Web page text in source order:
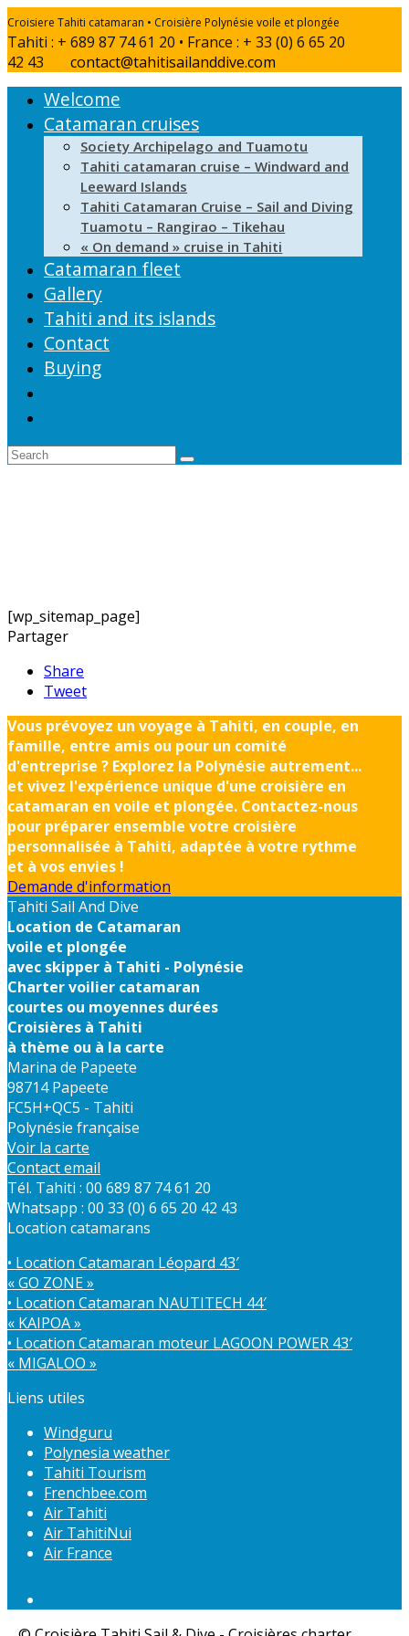
Croisiere Tahiti catamaran • Croisière Polynésie voile et plongée
Tahiti : + 689 87 74 61 20 • France : + 33 (0) 6 65 20
42 43
contact@tahitisailanddive.com
Welcome
Catamaran cruises
Society Archipelago and Tuamotu
Tahiti catamaran cruise – Windward and
Leeward Islands
Tahiti Catamaran Cruise – Sail and Diving
Tuamotu – Rangirao – Tikehau
« On demand » cruise in Tahiti
Catamaran fleet
Gallery
Tahiti and its islands
Contact
Buying
[wp_sitemap_page]
Partager
Share
Tweet
Vous prévoyez un voyage à Tahiti, en couple, en
famille, entre amis ou pour un comité
d'entreprise ? Explorez la Polynésie autrement...
et vivez l'expérience unique d'une croisière en
catamaran en voile et plongée. Contactez-nous
pour préparer ensemble votre croisière
personnalisée à Tahiti, adaptée à votre rythme
et à vos envies !
Demande d'information
Tahiti Sail And Dive
Location de Catamaran
voile et plongée
avec skipper à Tahiti - Polynésie
Charter voilier catamaran
courtes ou moyennes durées
Croisières à Tahiti
à thème ou à la carte
Marina de Papeete
98714 Papeete
FC5H+QC5 - Tahiti
Polynésie française
Voir la carte
Contact email
Tél. Tahiti : 00 689 87 74 61 20
Whatsapp : 00 33 (0) 6 65 20 42 43
Location catamarans
• Location Catamaran Léopard 43′
« GO ZONE »
• Location Catamaran NAUTITECH 44′
« KAIPOA »
• Location Catamaran moteur LAGOON POWER 43′
« MIGALOO »
Liens utiles
Windguru
Polynesia weather
Tahiti Tourism
Frenchbee.com
Air Tahiti
Air TahitiNui
Air France